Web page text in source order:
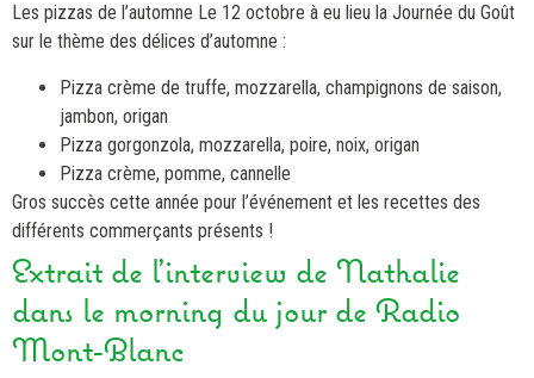
Les pizzas de l’automne Le 12 octobre à eu lieu la Journée du Goût
sur le thème des délices d’automne :
Pizza crème de truffe, mozzarella, champignons de saison,
jambon, origan
Pizza gorgonzola, mozzarella, poire, noix, origan
Pizza crème, pomme, cannelle
Gros succès cette année pour l’événement et les recettes des
différents commerçants présents !
Extrait de l’interview de Nathalie
dans le morning du jour de Radio
Mont-Blanc